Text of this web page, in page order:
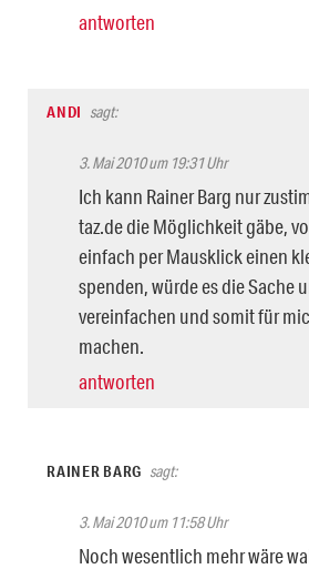
antworten
ANDI sagt:
3. Mai 2010 um 19:31 Uhr
Ich kann Rainer Barg nur
taz.de die Möglichkeit gäbe,
einfach per Mausklick einen
spenden, würde es die Sache
vereinfachen und somit für
machen.
antworten
RAINER BARG sagt:
3. Mai 2010 um 11:58 Uhr
Noch wesentlich mehr wäre